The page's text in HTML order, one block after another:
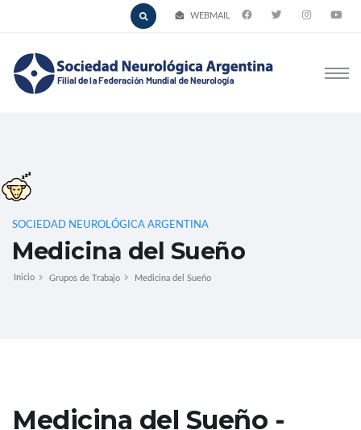
WEBMAIL
SOCIEDAD NEUROLÓGICA ARGENTINA
Medicina del Sueño
Inicio Grupos de Trabajo Medicina del Sueño
Medicina del Sueño -